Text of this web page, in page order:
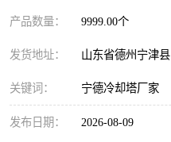
产品数量： 9999.00个
发货地址： 山东省德州宁津县
关键词： 宁德冷却塔厂家
发布日期： 2026-08-09